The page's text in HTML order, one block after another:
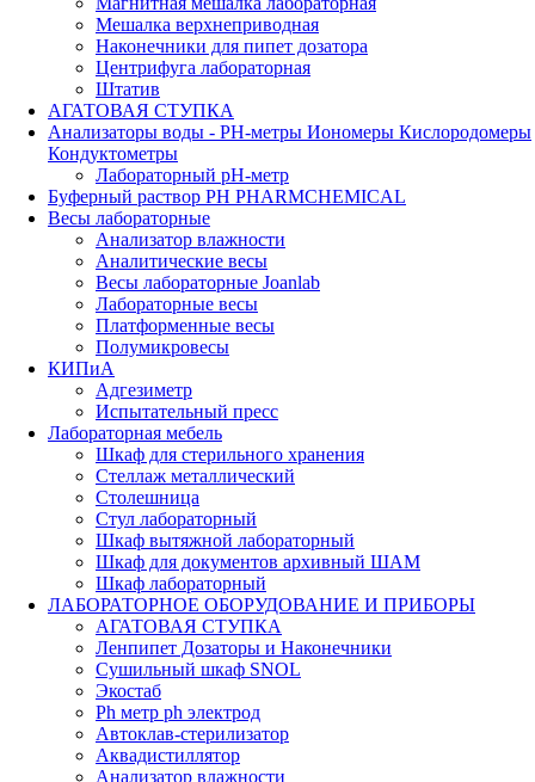
Мешалка верхнеприводная
Наконечники для пипет дозатора
Центрифуга лабораторная
Штатив
АГАТОВАЯ СТУПКА
Анализаторы воды - PH-метры Иономеры Кислородомеры
Кондуктометры
Лабораторный pH-метр
Буферный раствор PH PHARMCHEMICAL
Весы лабораторные
Анализатор влажности
Аналитические весы
Весы лабораторные Joanlab
Лабораторные весы
Платформенные весы
Полумикровесы
КИПиА
Адгезиметр
Испытательный пресс
Лабораторная мебель
Шкаф для стерильного хранения
Стеллаж металлический
Столешница
Стул лабораторный
Шкаф вытяжной лабораторный
Шкаф для документов архивный ШАМ
Шкаф лабораторный
ЛАБОРАТОРНОЕ ОБОРУДОВАНИЕ И ПРИБОРЫ
АГАТОВАЯ СТУПКА
Ленпипет Дозаторы и Наконечники
Сушильный шкаф SNOL
Экостаб
Ph метр ph электрод
Автоклав-стерилизатор
Аквадистиллятор
Анализатор влажности